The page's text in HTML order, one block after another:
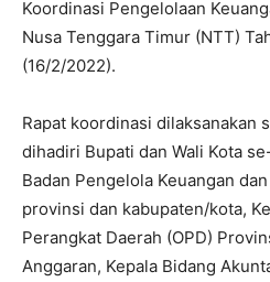
Koordinasi Pengelolaan
Nusa Tenggara Timur (NTT)
(16/2/2022).
Rapat koordinasi dilaksanakan
dihadiri Bupati dan Wali Kota
Badan Pengelola Keuangan
provinsi dan kabupaten/kota,
Perangkat Daerah (OPD)
Anggaran, Kepala Bidang